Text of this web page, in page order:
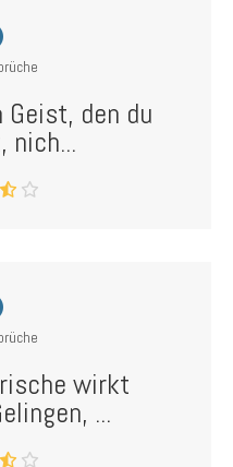
den du
nich...
wirkt
...